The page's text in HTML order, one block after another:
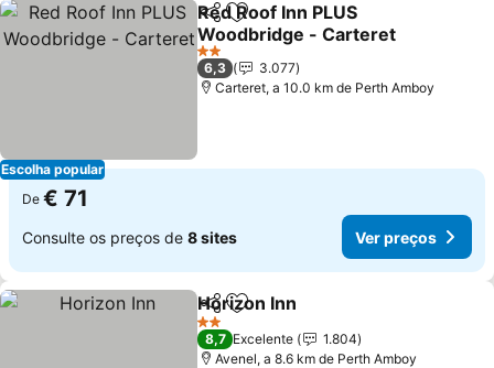
Escolha popular
PartilharAdicionar aos favoritos
Red Roof Inn PLUS
Woodbridge - Carteret
2 Estrelas
6,3
3.077
Carteret, a 10.0 km de Perth Amboy
De € 71
Consulte os preços de 8 sites Ver preços
PartilharAdicionar aos favoritos
Horizon Inn
2 Estrelas
8,7 Excelente
1.804
Avenel, a 8.6 km de Perth Amboy